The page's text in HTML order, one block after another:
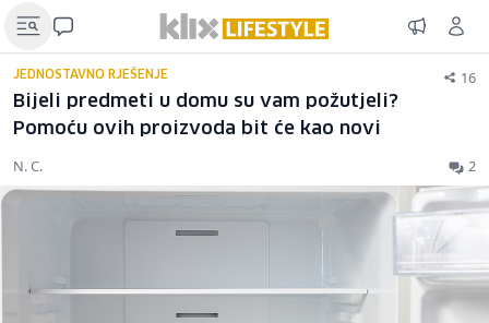
JEDNOSTAVNO RJEŠENJE 16
Bijeli predmeti u domu su vam požutjeli?
Pomoću ovih proizvoda bit će kao novi
N. C. 2